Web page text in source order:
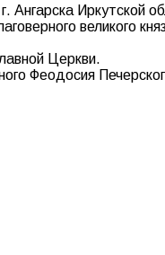
Ангарска Иркутской
великого
Церкви.
Феодосия